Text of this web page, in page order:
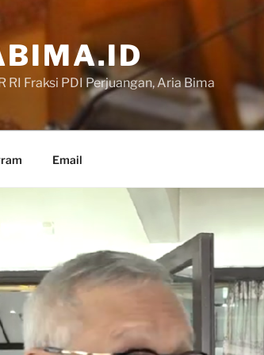
Fraksi PDI Perjuangan, Aria Bima
Email